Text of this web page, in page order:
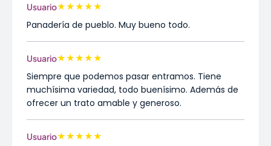
Usuario★★★★★
Panadería de pueblo. Muy bueno todo.
Usuario★★★★★
Siempre que podemos pasar entramos. Tiene
muchísima variedad, todo buenísimo. Además de
ofrecer un trato amable y generoso.
Usuario★★★★★